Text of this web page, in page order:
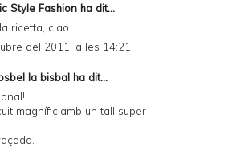
Style Fashion ha dit...
ricetta, ciao
del 2011, a les 14:21
la bisbal ha dit...
magnífic,amb un tall super